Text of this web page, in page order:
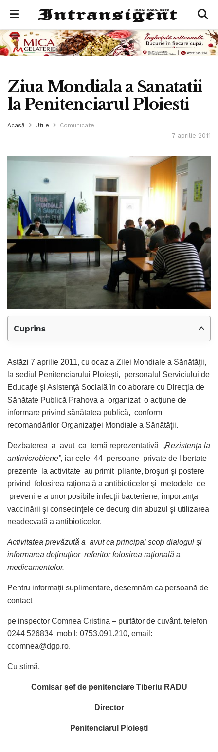
Ziua Mondiala a Sanatatii
la Penitenciarul Ploiesti
Acasă Utile Comunicate
7 aprilie 2011
Cuprins
Astăzi 7 aprilie 2011, cu ocazia Zilei Mondiale a Sănătăţii,
la sediul Penitenciarului Ploieşti, personalul Serviciului de
Educaţie şi Asistenţă Socială în colaborare cu Direcţia de
Sănătate Publică Prahova a organizat o acţiune de
informare privind sănătatea publică, conform
recomandărilor Organizaţiei Mondiale a Sănătăţii.
Dezbaterea a avut ca temă reprezentativă „Rezistenţa la
antimicrobiene”, iar cele 44 persoane private de libertate
prezente la activitate au primit pliante, broşuri şi postere
privind folosirea raţională a antibioticelor şi metodele de
prevenire a unor posibile infecţii bacteriene, importanţa
vaccinării şi consecinţele ce decurg din abuzul şi utilizarea
neadecvată a antibioticelor.
Activitatea prevăzută a avut ca principal scop dialogul şi
informarea deţinuţilor referitor folosirea raţională a
medicamentelor.
Pentru informaţii suplimentare, desemnăm ca persoană de
contact
pe inspector Comnea Cristina – purtător de cuvânt, telefon
0244 526834, mobil: 0753.091.210, email:
ccomnea@dgp.ro.
Cu stimă,
Comisar şef de penitenciare Tiberiu RADU
Director
Penitenciarul Ploieşti